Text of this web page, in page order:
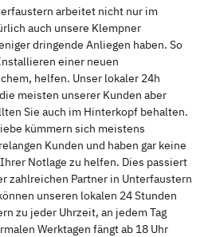
arbeitet nicht nur im
auch unsere Klempner
dringende Anliegen haben. So
einer neuen
helfen. Unser lokaler 24h
meisten unserer Kunden aber
Sie auch im Hinterkopf behalten.
kümmern sich meistens
Kunden und haben gar keine
Notlage zu helfen. Dies passiert
zahlreichen Partner in Unterfaustern
unseren lokalen 24 Stunden
zu jeder Uhrzeit, an jedem Tag
Werktagen fängt ab 18 Uhr